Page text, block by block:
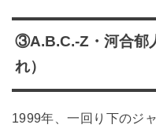
③A.B.C.-Z・河合郁
れ）
1999年、一回り下のジ